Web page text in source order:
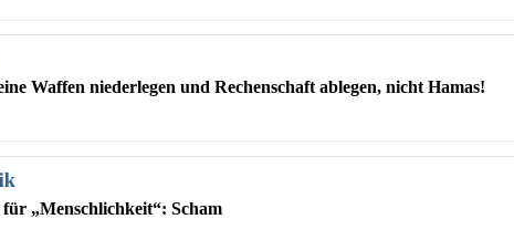
Waffen niederlegen und Rechenschaft ablegen, nicht Hamas!
„Menschlichkeit“: Scham